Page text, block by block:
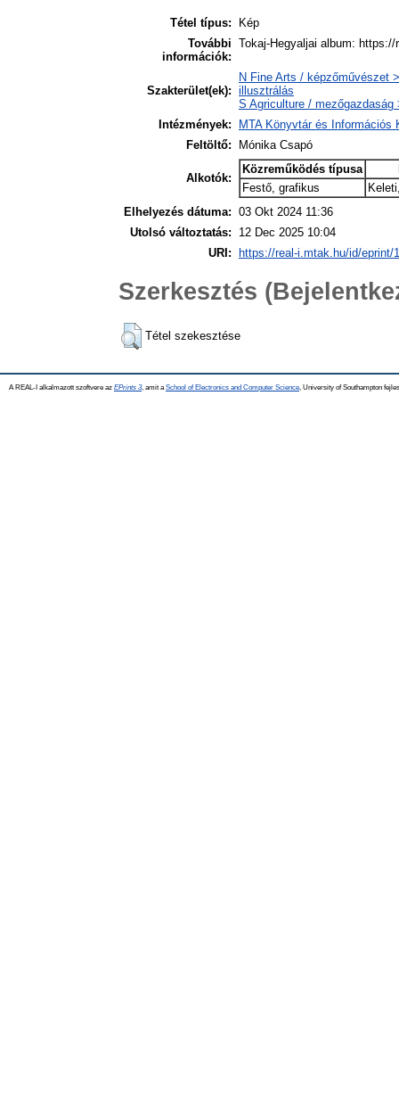
Tétel típus:
Kép
További
információk:
Tokaj-Hegyaljai album:
Szakterület(ek):
N Fine Arts / képzőművészet
illusztrálás
S Agriculture /
Intézmények:
MTA Könyvtár és Információs
Feltöltő:
Mónika Csapó
Alkotók:
Közreműködés típusa
Festő, grafikus
Elhelyezés dátuma: 03 Okt 2024 11:36
Utolsó változtatás:
12 Dec 2025 10:04
URI:
https://real-i.mtak.hu/id/eprint/
Szerkesztés
Tétel szekesztése
A REAL-I alkalmazott szoftvere az EPrints 3, amit a School of Electronics and Computer Science , University of Southampton